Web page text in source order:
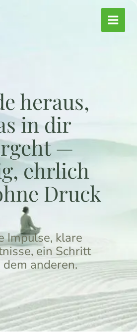
heraus,
in dir
—
ehrlich
Druck
Impulse, klare
ein Schritt
dem anderen.